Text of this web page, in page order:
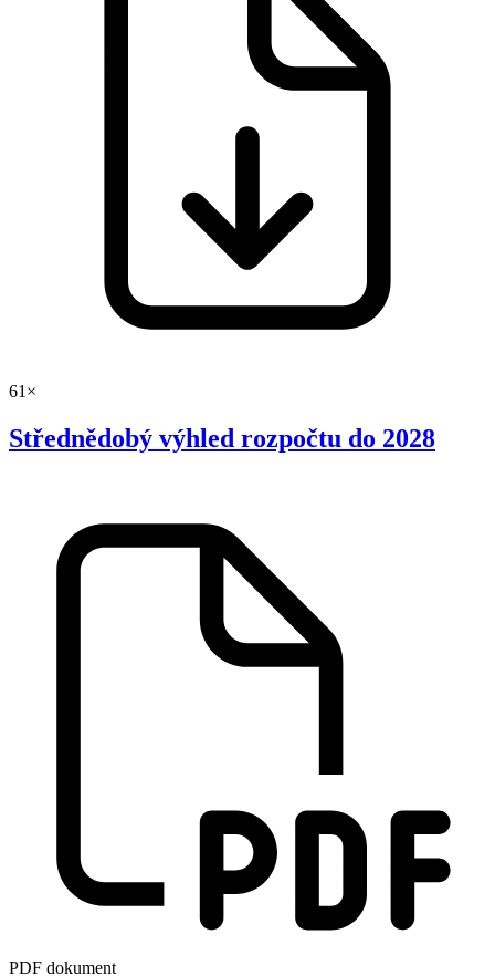
61×
Střednědobý výhled rozpočtu do 2028
PDF dokument